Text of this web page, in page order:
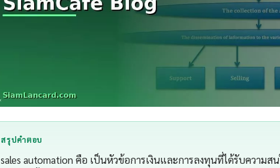
สรุปคำตอบ
sales automation คือ เป็นหัวข้อการเงินและการลงทุนที่ได้รับความส